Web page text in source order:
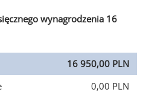
wynagrodzenia 16
16 950,00 PLN
0,00 PLN